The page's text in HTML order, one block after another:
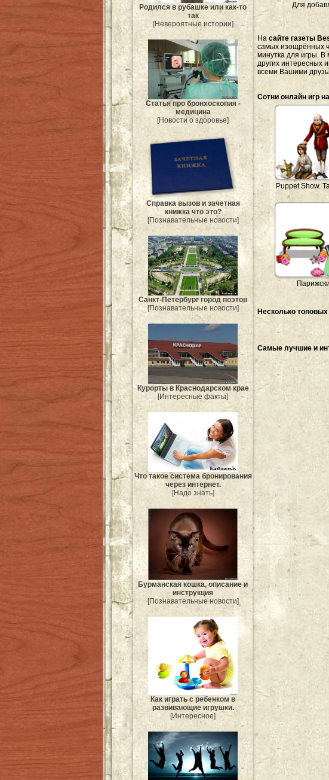
Родился в рубашке или как-то
так
[Невероятные истории]
Статья про бронхоскопия -
медицина
[Новости о здоровье]
Справка вызов и зачетная
книжка что это?
[Познавательные новости]
Санкт-Петербург город поэтов
[Познавательные новости]
Курорты в Краснодарском крае
[Интересные факты]
Что такое система бронирования
через интернет.
[Надо знать]
Бурманская кошка, описание и
инструкция
[Познавательные новости]
Как играть с ребенком в
развивающие игрушки.
[Интересное]
Для
На сайте газеты
самых изощрённых
минутка для игры. В
других интересных
всеми Вашими
Сотни онлайн игр
Puppet Show.
Несколько
Самые лучшие и